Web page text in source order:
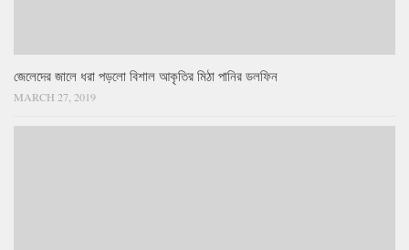
জেলেদের জালে ধরা পড়লো বিশাল আকৃতির মিঠা পানির ডলফিন
MARCH 27, 2019